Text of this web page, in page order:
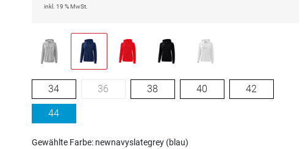
inkl. 19 % MwSt.
34 36 38 40 42
44
Gewählte Farbe: newnavyslategrey (blau)